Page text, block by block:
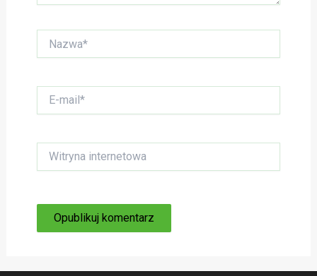
mail*
internetowa